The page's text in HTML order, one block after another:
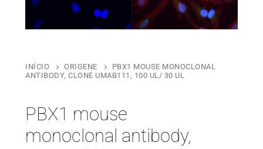
INÍCIO ORIGENE
PBX1 MOUSE MONOCLONAL
ANTIBODY, CLONE UMAB111, 100 UL/ 30 UL
PBX1 mouse
monoclonal antibody,